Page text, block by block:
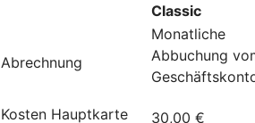
Classic
Abrechnung
Monatliche
Abbuchung
Kosten Hauptkarte
30,00 €